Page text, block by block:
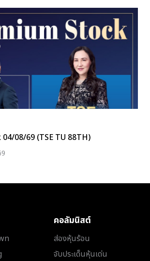
08/69 (TSE TU 88TH)
คอลัมนิสต์
ส่องหุ้นร้อน
จับประเด็นหุ้นเด่น